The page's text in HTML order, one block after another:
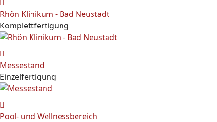
Rhön Klinikum - Bad Neustadt
Komplettfertigung
Messestand
Einzelfertigung
Pool- und Wellnessbereich